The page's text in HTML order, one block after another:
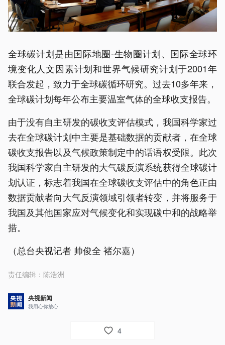
全球碳计划是由国际地圈-生物圈计划、国际全球环
境变化人文因素计划和世界气候研究计划于2001年
联合发起，致力于全球碳循环研究。过去10多年来，
全球碳计划每年公布主要温室气体的全球收支报告。
由于没有自主研发的碳收支评估模式，我国科学家过
去在全球碳计划中主要是基础数据的贡献者，在全球
碳收支报告以及气候政策制定中的话语权受限。此次
我国科学家自主研发的大气碳反演系统获得全球碳计
划认证，标志着我国在全球碳收支评估中的角色正由
数据贡献者向大气反演领域引领者转变，并将服务于
我国及其他国家应对气候变化和实现碳中和的战略举
措。
（总台央视记者 帅俊全 褚尔嘉）
责任编辑： 陈浩洲
央视新闻
我用心你放心
4